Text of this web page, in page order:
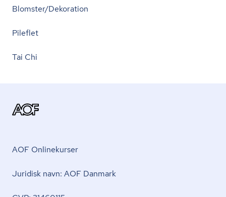
Blomster/Dekoration
Pileflet
Tai Chi
AOF Onlinekurser
Juridisk navn: AOF Danmark